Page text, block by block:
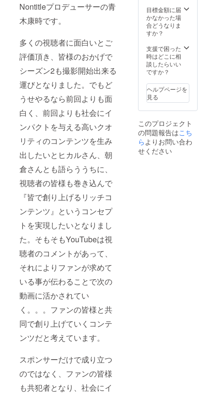
Nontitleプロデューサーの青
木康時です。
多くの視聴者に面白いとご
評価頂き、皆様のおかげで
シーズン2も撮影開始出来る
運びとなりました。でもど
うせやるなら前回よりも面
白く、前回よりも社会にイ
ンパクトを与える高いクオ
リティのコンテンツを生み
出したいとヒカルさん、朝
倉さんとも語らううちに、
視聴者の皆様も巻き込んで
『皆で創り上げるリッチコ
ンテンツ』というコンセプ
トを実現したいとなりまし
た。そもそもYouTubeは視
聴者のコメントがあって、
それによりファンが求めて
いる事が伝わることで次の
動画に活かされてい
く。。。ファンの皆様と共
同で創り上げていくコンテ
ンツだと考えています。
スポンサーだけで成り立つ
のではなく、ファンの皆様
も共犯者となり、社会にイ
募いた
だけま
せん。
すり合
わせの
ため、
購入後
上キャ
ンセル
させて
いただ
性がご
ざいま
す。
送まで
口外し
ないよ
ます。
当日
NDAに
サイン
きま
す。 出
演シー
ンや出
回は指
定がで
きませ
ん。第1
話で脱
目標金額に届
かなかった場
合どうなりま
すか？
支援で困った
時はどこに相
談したらいい
ですか？
ヘルプページを
見る
このプロジェクト
の問題報告はこち
ら よりお問い合わ
せください